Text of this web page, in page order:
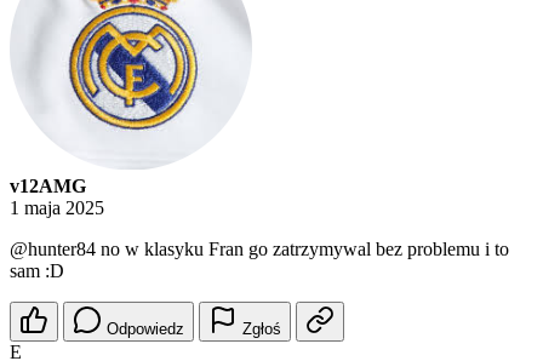
v12AMG
1 maja 2025
@hunter84 no w klasyku Fran go zatrzymywal bez problemu i to
sam :D
Odpowiedz Zgłoś
E